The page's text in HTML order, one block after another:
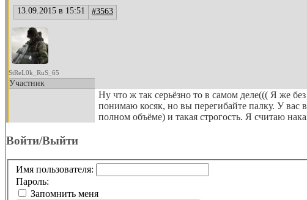
13.09.2015 в 15:51 #3563
StReL0k_RuS_65
Участник
Ну что ж так серьёзно то в самом деле((( Я же
понимаю косяк, но вы перегибайте палку. У
полном объёме) и такая строгость. Я считаю
Войти/Выйти
Имя пользователя:
Пароль:
Запомнить меня